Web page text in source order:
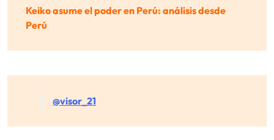
Keiko asume el poder en Perú: análisis desde
Perú
@visor_21